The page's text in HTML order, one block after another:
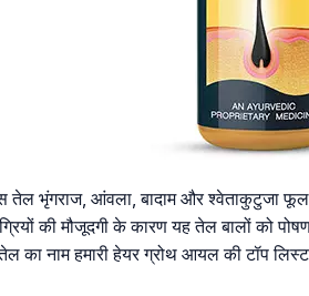
तेल भृंगराज, आंवला, बादाम और श्वेताकुटुजा
की मौजूदगी के कारण यह तेल बालों को
का नाम हमारी हेयर ग्रोथ आयल की टॉप